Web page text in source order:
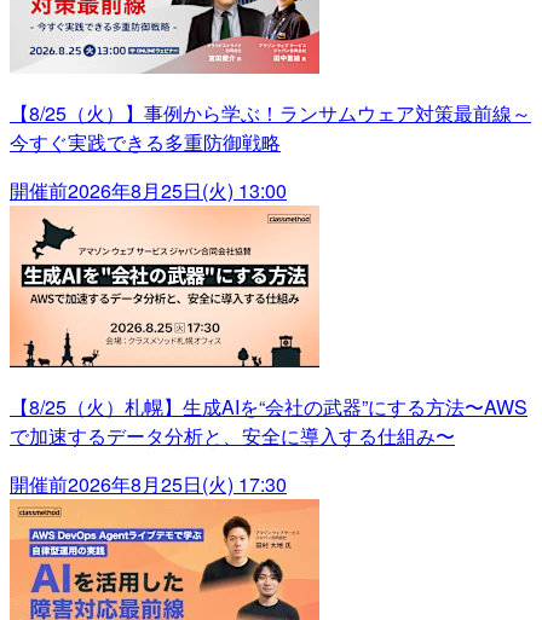
【8/25（火）】事例から学ぶ！ランサムウェア対策最前線～
今すぐ実践できる多重防御戦略
開催前2026年8月25日(火) 13:00
【8/25（火）札幌】生成AIを“会社の武器”にする方法〜AWS
で加速するデータ分析と、安全に導入する仕組み〜
開催前2026年8月25日(火) 17:30